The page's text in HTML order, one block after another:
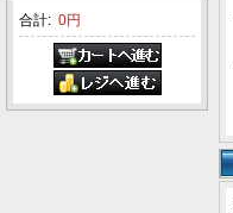
合計: 0円